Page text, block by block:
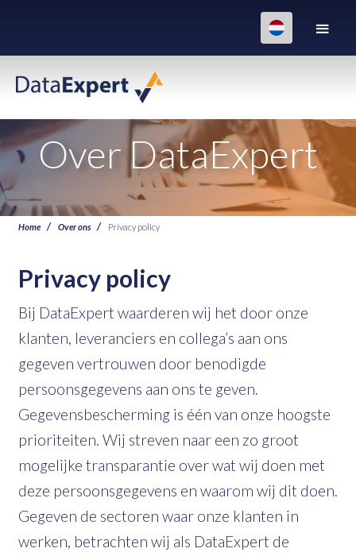
Over DataExpert
Home Over ons Privacy policy
Privacy policy
Bij DataExpert waarderen wij het door onze
klanten, leveranciers en collega’s aan ons
gegeven vertrouwen door benodigde
persoonsgegevens aan ons te geven.
Gegevensbescherming is één van onze hoogste
prioriteiten. Wij streven naar een zo groot
mogelijke transparantie over wat wij doen met
deze persoonsgegevens en waarom wij dit doen.
Gegeven de sectoren waar onze klanten in
werken, betrachten wij als DataExpert de